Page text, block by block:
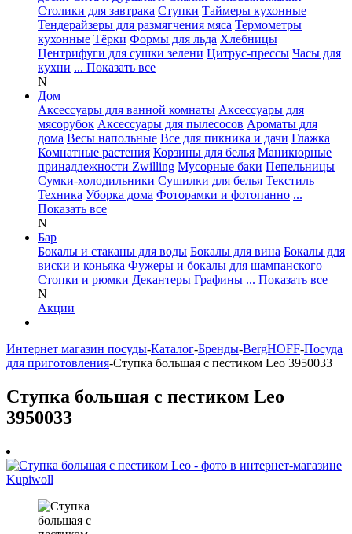
Столики для завтрака Ступки Таймеры кухонные
Тендерайзеры для размягчения мяса Термометры
кухонные Тёрки Формы для льда Хлебницы
Центрифуги для сушки зелени Цитрус-прессы Часы для
кухни ... Показать все
N
Дом
Аксессуары для ванной комнаты Аксессуары для
мясорубок Аксессуары для пылесосов Ароматы для
дома Весы напольные Все для пикника и дачи Глажка
Комнатные растения Корзины для белья Маникюрные
принадлежности Zwilling Мусорные баки Пепельницы
Сумки-холодильники Сушилки для белья Текстиль
Техника Уборка дома Фоторамки и фотопанно ...
Показать все
N
Бар
Бокалы и стаканы для воды Бокалы для вина Бокалы для
виски и коньяка Фужеры и бокалы для шампанского
Стопки и рюмки Декантеры Графины ... Показать все
N
Акции
Интернет магазин посуды-Каталог-Бренды-BergHOFF-Посуда
для приготовления-Ступка большая с пестиком Leo 3950033
Ступка большая с пестиком Leo
3950033